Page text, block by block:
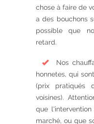
chose à faire de
a des bouchons
possible que
retard.
Nos
honnetes, qui
(prix pratiqués
voisines).
que
marché, ou que